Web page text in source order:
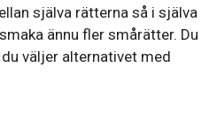
själva rätterna så i själva
ännu fler smårätter. Du
väljer alternativet med